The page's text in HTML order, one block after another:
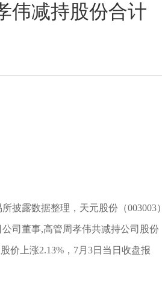
伟减持股份合计
披露数据整理，天元股份（003003）
司董事,高管周孝伟共减持公司股份
价上涨2.13%，7月3日当日收盘报